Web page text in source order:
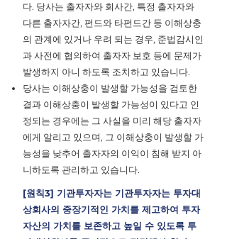
다. 당사는 출자자와 회사간, 특정 출자자와
다른 출자자간, 펀드와 타펀드간 등 이해상충
의 관계에 있거나 우려 되는 경우, 준법감시인
과 사전에 협의하여 출자자 보호 등에 문제가
발생하지 아니 하도록 조치하고 있습니다.
당사는 이해상충이 발생할 가능성을 검토한
결과 이해상충이 발생할 가능성이 있다고 인
정되는 경우에는 그 사실을 미리 해당 출자자
에게 알리고 있으며, 그 이해상충이 발생할 가
능성을 낮추어 출자자의 이익이 침해 받지 아
니하도록 관리하고 있습니다.
[원칙3] 기관투자자는 기관투자자는 투자대
상회사의 중장기적인 가치를 제고하여 투자
자산의 가치를 보존하고 높일 수 있도록 투